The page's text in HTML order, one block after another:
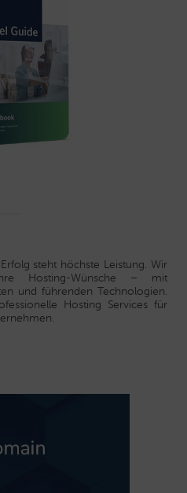
steht höchste Leistung. Wir
Hosting-Wünsche – mit
und führenden Technologien.
Hosting Services für